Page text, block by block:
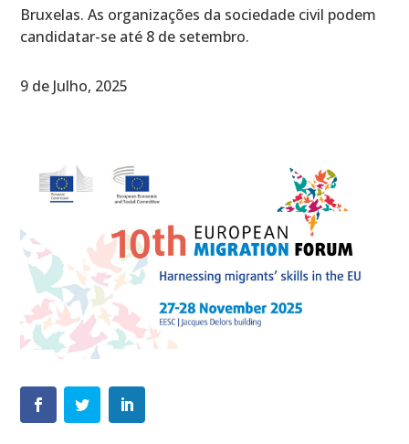
Bruxelas. As organizações da sociedade civil podem
candidatar-se até 8 de setembro.
9 de Julho, 2025